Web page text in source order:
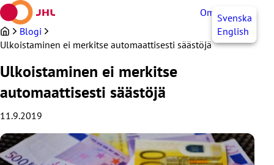
Siirry
sisältöön
OmaJHLSvenska
English
Blogi
Ulkoistaminen ei merkitse automaattisesti säästöjä
Ulkoistaminen ei merkitse
automaattisesti säästöjä
11.9.2019